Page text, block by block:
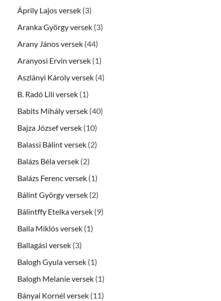
Áprily Lajos versek (3)
Aranka György versek (3)
Arany János versek (44)
Aranyosi Ervin versek (1)
Aszlányi Károly versek (4)
B. Radó Lili versek (1)
Babits Mihály versek (40)
Bajza József versek (10)
Balassi Bálint versek (2)
Balázs Béla versek (2)
Balázs Ferenc versek (1)
Bálint György versek (2)
Bálintffy Etelka versek (9)
Balla Miklós versek (1)
Ballagási versek (3)
Balogh Gyula versek (1)
Balogh Melanie versek (1)
Bányai Kornél versek (11)